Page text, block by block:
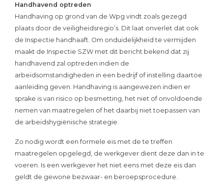
Handhavend optreden
Handhaving op grond van de Wpg vindt zoals gezegd
plaats door de veiligheidsregio’s. Dit laat onverlet dat ook
de Inspectie handhaaft. Om onduidelijkheid te vermijden
maakt de Inspectie SZW met dit bericht bekend dat zij
handhavend zal optreden indien de
arbeidsomstandigheden in een bedrijf of instelling daartoe
aanleiding geven. Handhaving is aangewezen indien er
sprake is van risico op besmetting, het niet of onvoldoende
nemen van maatregelen of het daarbij niet toepassen van
de arbeidshygiënische strategie.
Zo nodig wordt een formele eis met de te treffen
maatregelen opgelegd, de werkgever dient deze dan in te
voeren. Is een werkgever het niet eens met deze eis dan
geldt de gewone bezwaar- en beroepsprocedure.